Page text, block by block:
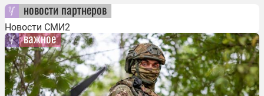
новости партнеров
Новости СМИ2
важное